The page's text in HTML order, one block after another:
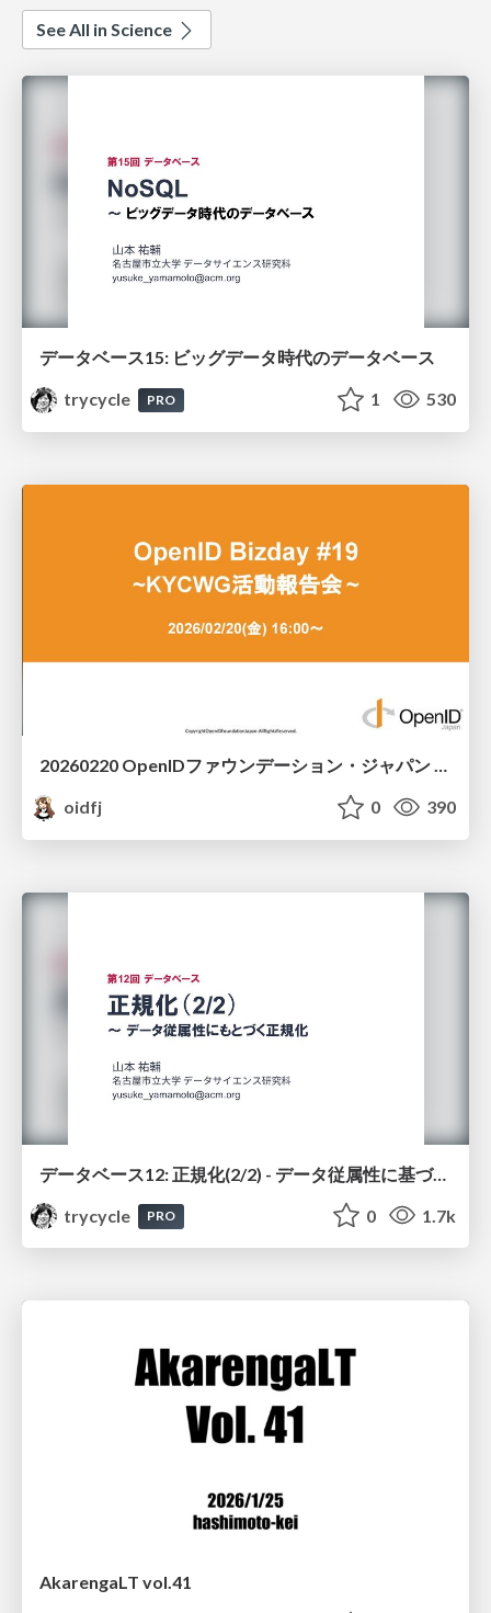
See All in Science
データベース15: ビッグデータ時代のデータベース
trycycle
PRO 1 530
20260220 OpenIDファウンデーション・ジャパン ご紹介 / 20260220 OpenID Foundation Japan Intro
oidfj
0 390
データベース12: 正規化(2/2) - データ従属性に基づく正規化
trycycle
PRO 0 1.7k
AkarengaLT vol.41